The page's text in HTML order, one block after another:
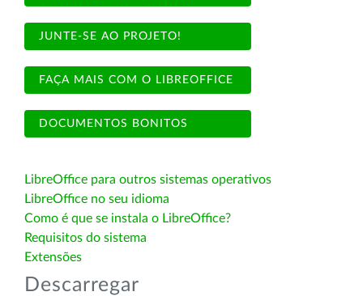
JUNTE-SE AO PROJETO!
FAÇA MAIS COM O LIBREOFFICE
DOCUMENTOS BONITOS
LibreOffice para outros sistemas operativos
LibreOffice no seu idioma
Como é que se instala o LibreOffice?
Requisitos do sistema
Extensões
Descarregar